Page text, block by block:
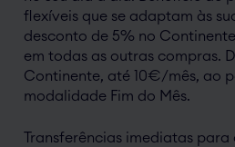
flexíveis que se adaptam às
desconto de 5% no Continente
em todas as outras compras.
Continente, até 10€/mês, ao
modalidade Fim do Mês.
Transferências imediatas